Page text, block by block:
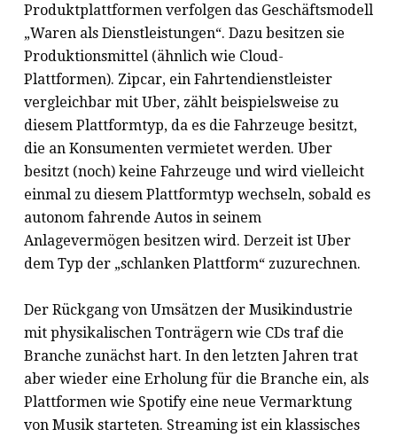
Produktplattformen verfolgen das Geschäftsmodell
„Waren als Dienstleistungen“. Dazu besitzen sie
Produktionsmittel (ähnlich wie Cloud-
Plattformen). Zipcar, ein Fahrtendienstleister
vergleichbar mit Uber, zählt beispielsweise zu
diesem Plattformtyp, da es die Fahrzeuge besitzt,
die an Konsumenten vermietet werden. Uber
besitzt (noch) keine Fahrzeuge und wird vielleicht
einmal zu diesem Plattformtyp wechseln, sobald es
autonom fahrende Autos in seinem
Anlagevermögen besitzen wird. Derzeit ist Uber
dem Typ der „schlanken Plattform“ zuzurechnen.
Der Rückgang von Umsätzen der Musikindustrie
mit physikalischen Tonträgern wie CDs traf die
Branche zunächst hart. In den letzten Jahren trat
aber wieder eine Erholung für die Branche ein, als
Plattformen wie Spotify eine neue Vermarktung
von Musik starteten. Streaming ist ein klassisches